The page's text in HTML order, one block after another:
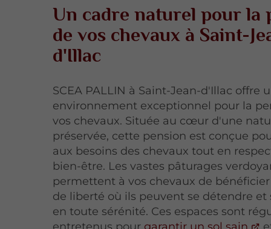
Un cadre naturel pour la
de vos chevaux à Saint-
d'Illac
SCEA PALLIN à Saint-Jean-d'Illac offre
environnement exceptionnel pour la
vos chevaux. Située au cœur d'une
préservée, cette pension est conçue
aux besoins des chevaux tout en
bien-être. Les vastes pâturages
permettent à vos chevaux de
de liberté où ils peuvent se détendre et
en toute sérénité. Ces espaces sont